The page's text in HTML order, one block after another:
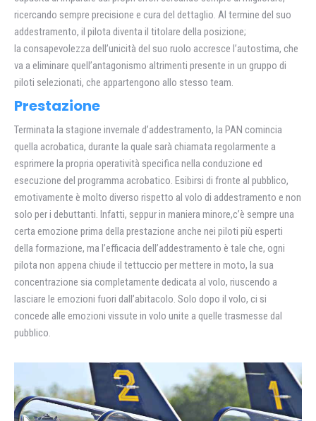
ricercando sempre precisione e cura del dettaglio. Al termine del suo
addestramento, il pilota diventa il titolare della posizione;
la consapevolezza dell’unicità del suo ruolo accresce l’autostima, che
va a eliminare quell’antagonismo altrimenti presente in un gruppo di
piloti selezionati, che appartengono allo stesso team.
Prestazione
Terminata la stagione invernale d’addestramento, la PAN comincia
quella acrobatica, durante la quale sarà chiamata regolarmente a
esprimere la propria operatività specifica nella conduzione ed
esecuzione del programma acrobatico. Esibirsi di fronte al pubblico,
emotivamente è molto diverso rispetto al volo di addestramento e non
solo per i debuttanti. Infatti, seppur in maniera minore,c’è sempre una
certa emozione prima della prestazione anche nei piloti più esperti
della formazione, ma l’efficacia dell’addestramento è tale che, ogni
pilota non appena chiude il tettuccio per mettere in moto, la sua
concentrazione sia completamente dedicata al volo, riuscendo a
lasciare le emozioni fuori dall’abitacolo. Solo dopo il volo, ci si
concede alle emozioni vissute in volo unite a quelle trasmesse dal
pubblico.